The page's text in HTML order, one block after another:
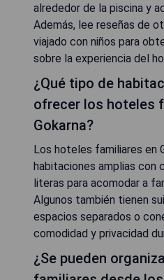
alrededor de la piscina y
Además, lee reseñas de
viajado con niños para
sobre la experiencia del
¿Qué tipo de
ofrecer los hoteles
Gokarna?
Los hoteles familiares en
habitaciones amplias con
literas para acomodar a
Algunos también tienen
espacios separados o
comodidad y privacidad
¿Se pueden